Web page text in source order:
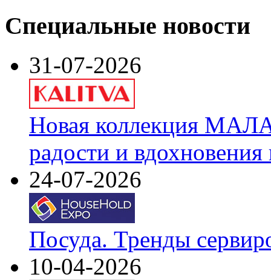
Специальные новости
31-07-2026
Новая коллекция
радости и
24-07-2026
Посуда. Тренды
10-04-2026